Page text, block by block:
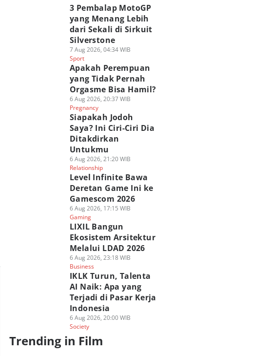
3 Pembalap MotoGP
yang Menang Lebih
dari Sekali di Sirkuit
Silverstone
7 Aug 2026, 04:34 WIB
Sport
Apakah Perempuan
yang Tidak Pernah
Orgasme Bisa Hamil?
6 Aug 2026, 20:37 WIB
Pregnancy
Siapakah Jodoh
Saya? Ini Ciri-Ciri Dia
Ditakdirkan
Untukmu
6 Aug 2026, 21:20 WIB
Relationship
Level Infinite Bawa
Deretan Game Ini ke
Gamescom 2026
6 Aug 2026, 17:15 WIB
Gaming
LIXIL Bangun
Ekosistem Arsitektur
Melalui LDAD 2026
6 Aug 2026, 23:18 WIB
Business
IKLK Turun, Talenta
AI Naik: Apa yang
Terjadi di Pasar Kerja
Indonesia
6 Aug 2026, 20:00 WIB
Society
Trending in Film